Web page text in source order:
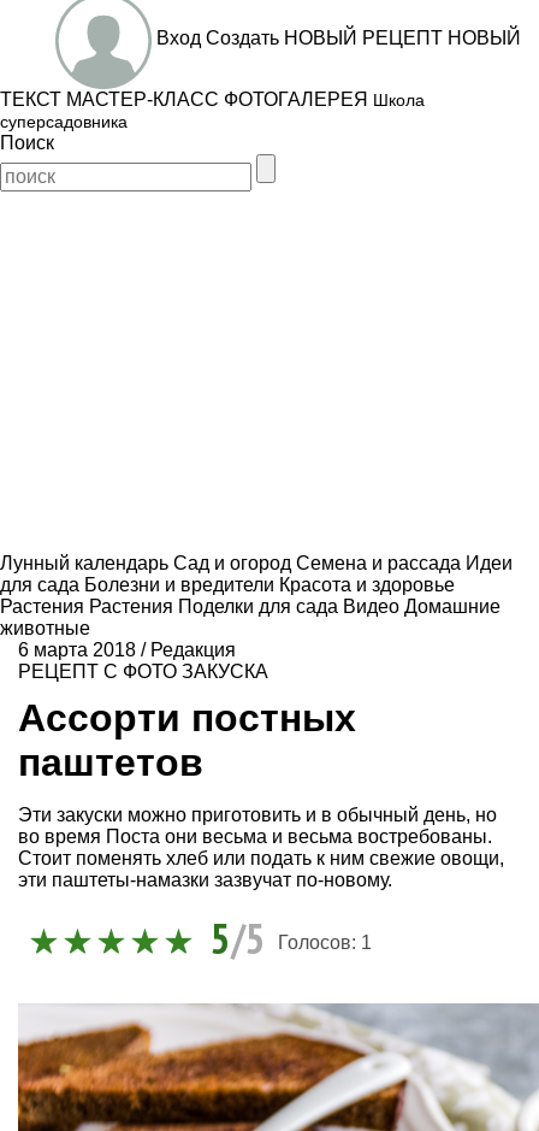
Вход Создать НОВЫЙ РЕЦЕПТ НОВЫЙ
ТЕКСТ МАСТЕР-КЛАСС ФОТОГАЛЕРЕЯ Школа
суперсадовника
Поиск
Лунный календарь Сад и огород Семена и рассада Идеи
для сада Болезни и вредители Красота и здоровье
Растения Растения Поделки для сада Видео Домашние
животные
6 марта 2018 / Редакция
РЕЦЕПТ С ФОТО ЗАКУСКА
Ассорти постных
паштетов
Эти закуски можно приготовить и в обычный день, но
во время Поста они весьма и весьма востребованы.
Стоит поменять хлеб или подать к ним свежие овощи,
эти паштеты-намазки зазвучат по-новому.
5/5 Голосов: 1